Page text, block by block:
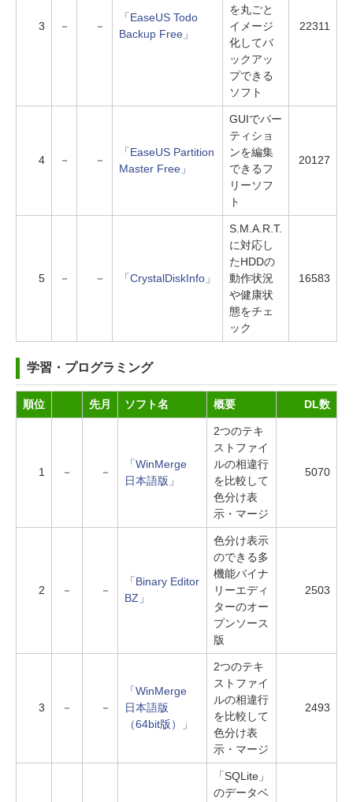
3 － －
「EaseUS Todo
Backup Free」
を丸ごと
イメージ
化してバ
ックアッ
プできる
ソフト
22311
4 － －
「EaseUS Partition
Master Free」
GUIでパー
ティショ
ンを編集
できるフ
リーソフ
ト
20127
5 － － 「CrystalDiskInfo」
S.M.A.R.T.
に対応し
たHDDの
動作状況
や健康状
態をチェ
ック
16583
学習・プログラミング
順位 先月 ソフト名 概要 DL数
1 － －
「WinMerge
日本語版」
2つのテキ
ストファイ
ルの相違行
を比較して
色分け表
示・マージ
5070
2 － －
「Binary Editor
BZ」
色分け表示
のできる多
機能バイナ
リーエディ
ターのオー
プンソース
版
2503
3 － －
「WinMerge
日本語版
（64bit版）」
2つのテキ
ストファイ
ルの相違行
を比較して
色分け表
示・マージ
2493
「SQLite」
のデータベ